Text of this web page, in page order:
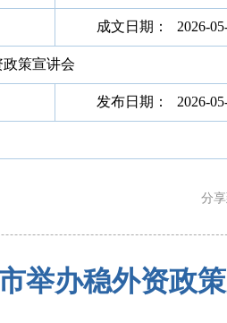
成文日期： 2026-
策宣讲会
发布日期： 2026-
分享
举办稳外资政